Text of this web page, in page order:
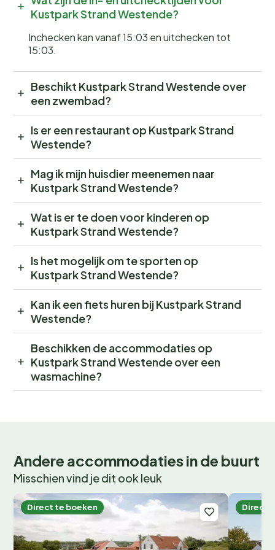
Kustpark Strand Westende?
Inchecken kan vanaf 15:03 en uitchecken tot
15:03.
Beschikt Kustpark Strand Westende over
een zwembad?
Is er een restaurant op Kustpark Strand
Westende?
Mag ik mijn huisdier meenemen naar
Kustpark Strand Westende?
Wat is er te doen voor kinderen op
Kustpark Strand Westende?
Is het mogelijk om te sporten op
Kustpark Strand Westende?
Kan ik een fiets huren bij Kustpark Strand
Westende?
Beschikken de accommodaties op
Kustpark Strand Westende over een
wasmachine?
Andere accommodaties in de buurt
Misschien vind je dit ook leuk
Direct te boeken Direct